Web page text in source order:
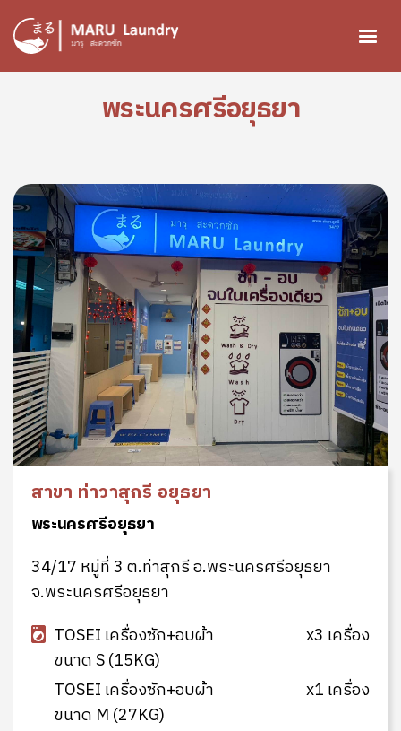
ข้ามไปยังเนื้อหาหลัก
พระนครศรีอยุธยา
สาขา ท่าวาสุกรี อยุธยา
พระนครศรีอยุธยา
34/17 หมู่ที่ 3 ต.ท่าสุกรี อ.พระนครศรีอยุธยา
จ.พระนครศรีอยุธยา
TOSEI เครื่องซัก+อบผ้า
ขนาด S (15KG)
x3 เครื่อง
TOSEI เครื่องซัก+อบผ้า
ขนาด M (27KG)
x1 เครื่อง